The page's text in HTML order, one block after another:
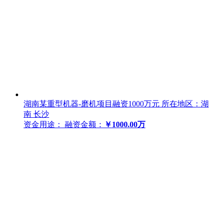
湖南某重型机器-磨机项目融资1000万元 所在地区：湖
南 长沙
资金用途：
融资金额： ￥1000.00万